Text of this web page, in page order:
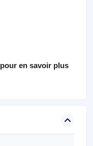
en savoir plus